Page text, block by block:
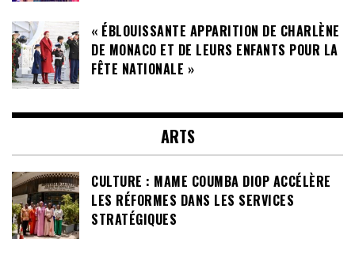
« ÉBLOUISSANTE APPARITION DE CHARLÈNE
DE MONACO ET DE LEURS ENFANTS POUR LA
FÊTE NATIONALE »
ARTS
CULTURE : MAME COUMBA DIOP ACCÉLÈRE
LES RÉFORMES DANS LES SERVICES
STRATÉGIQUES